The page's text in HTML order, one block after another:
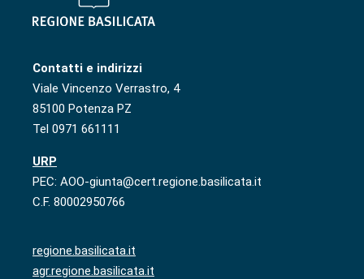
Contatti e indirizzi
Viale Vincenzo Verrastro, 4
85100 Potenza PZ
Tel 0971 661111
URP
PEC: AOO-giunta@cert.regione.basilicata.it
C.F. 80002950766
regione.basilicata.it
agr.regione.basilicata.it